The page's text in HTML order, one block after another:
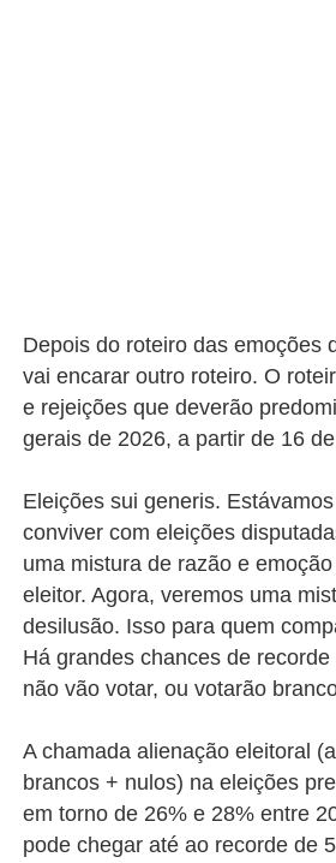
Depois do roteiro das emoções
vai encarar outro roteiro. O
e rejeições que deverão
gerais de 2026, a partir de 16
Eleições sui generis.
conviver com eleições
uma mistura de razão e
eleitor. Agora, veremos uma
desilusão. Isso para quem
Há grandes chances de
não vão votar, ou votarão
A chamada alienação eleitoral
brancos + nulos) na eleições
em torno de 26% e 28% entre
pode chegar até ao recorde de